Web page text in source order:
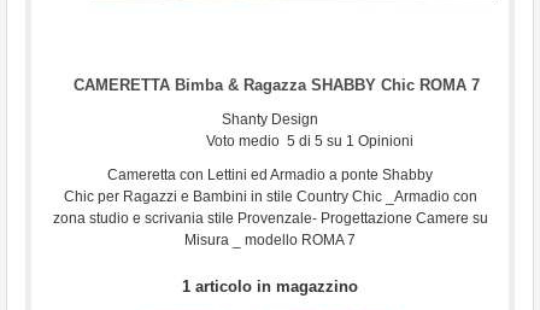
CAMERETTA Bimba & Ragazza SHABBY Chic ROMA 7
Shanty Design
Voto medio 5 di 5 su 1 Opinioni
Cameretta con Lettini ed Armadio a ponte Shabby
Chic per Ragazzi e Bambini in stile Country Chic _Armadio con
zona studio e scrivania stile Provenzale- Progettazione Camere su
Misura _ modello ROMA 7
1 articolo in magazzino